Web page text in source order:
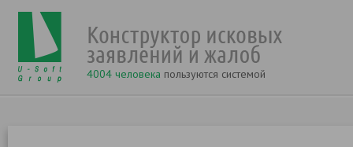
4004 человека пользуются системой